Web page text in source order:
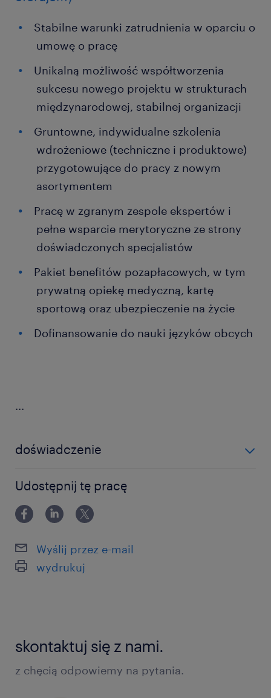
Stabilne warunki zatrudnienia w oparciu o
umowę o pracę
Unikalną możliwość współtworzenia
sukcesu nowego projektu w strukturach
międzynarodowej, stabilnej organizacji
Gruntowne, indywidualne szkolenia
wdrożeniowe (techniczne i produktowe)
przygotowujące do pracy z nowym
asortymentem
Pracę w zgranym zespole ekspertów i
pełne wsparcie merytoryczne ze strony
doświadczonych specjalistów
Pakiet benefitów pozapłacowych, w tym
prywatną opiekę medyczną, kartę
sportową oraz ubezpieczenie na życie
Dofinansowanie do nauki języków obcych
...
doświadczenie
Udostępnij tę pracę
Wyślij przez e-mail
wydrukuj
skontaktuj się z nami.
z chęcią odpowiemy na pytania.